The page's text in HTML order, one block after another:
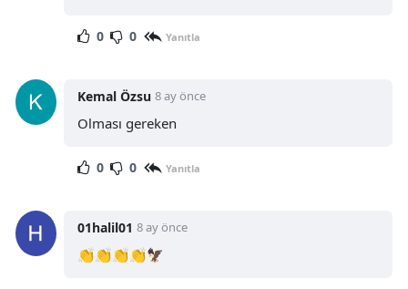
0 0 Yanıtla
Kemal Özsu 8 ay önce
Olması gereken
0 0 Yanıtla
01halil01 8 ay önce
👏👏👏👏🦅